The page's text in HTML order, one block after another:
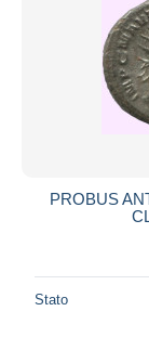
PROBUS
Stato